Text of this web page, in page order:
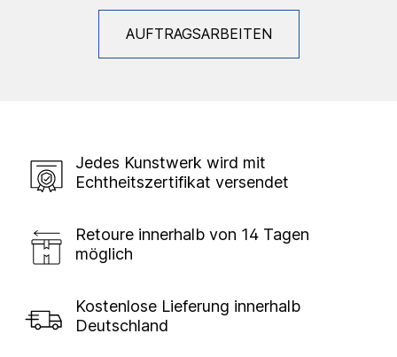
AUFTRAGSARBEITEN
Jedes Kunstwerk wird mit
Echtheitszertifikat versendet
Retoure innerhalb von 14 Tagen
möglich
Kostenlose Lieferung innerhalb
Deutschland